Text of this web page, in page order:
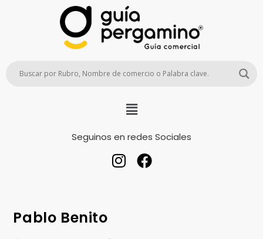
Seguinos en redes Sociales
Pablo Benito